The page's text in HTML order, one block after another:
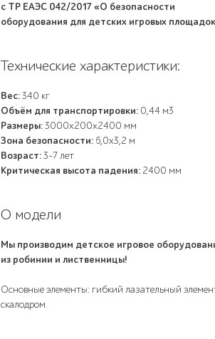
с ТР ЕАЭС 042/2017 «О безопасности
оборудования для детских игровых
Технические характеристики:
Вес:340 кг
Объём для транспортировки: 0,44 м3
Размеры:3000х200х2400 мм
Зона безопасности: 6,0х3,2 м
Возраст:3-7 лет
Критическая высота падения: 2400 мм
О модели
Мы производим детское игровое
из робинии и лиственницы!
Основные элементы: гибкий лазательный
скалодром.